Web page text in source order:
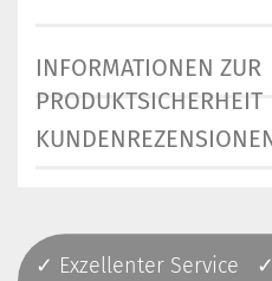
INFORMATIONEN ZUR
PRODUKTSICHERHEIT
✓ Exzellenter Service